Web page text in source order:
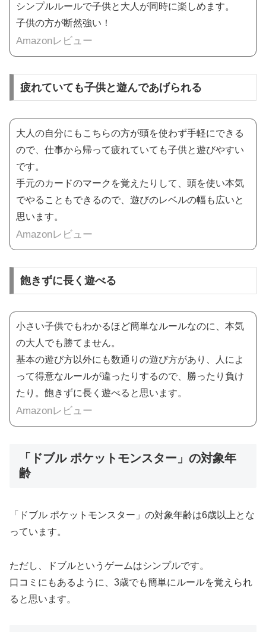
シンプルルールで子供と大人が同時に楽しめます。
子供の方が断然強い！
Amazonレビュー
疲れていても子供と遊んであげられる
大人の自分にもこちらの方が頭を使わず手軽にできる
ので、仕事から帰って疲れていても子供と遊びやすい
です。
手元のカードのマークを覚えたりして、頭を使い本気
でやることもできるので、遊びのレベルの幅も広いと
思います。
Amazonレビュー
飽きずに長く遊べる
小さい子供でもわかるほど簡単なルールなのに、本気
の大人でも勝てません。
基本の遊び方以外にも数通りの遊び方があり、人によ
って得意なルールが違ったりするので、勝ったり負け
たり。飽きずに長く遊べると思います。
Amazonレビュー
「ドブル ポケットモンスター」の対象年
齢
「ドブル ポケットモンスター」の対象年齢は6歳以上とな
っています。
ただし、ドブルというゲームはシンプルです。
口コミにもあるように、3歳でも簡単にルールを覚えられ
ると思います。